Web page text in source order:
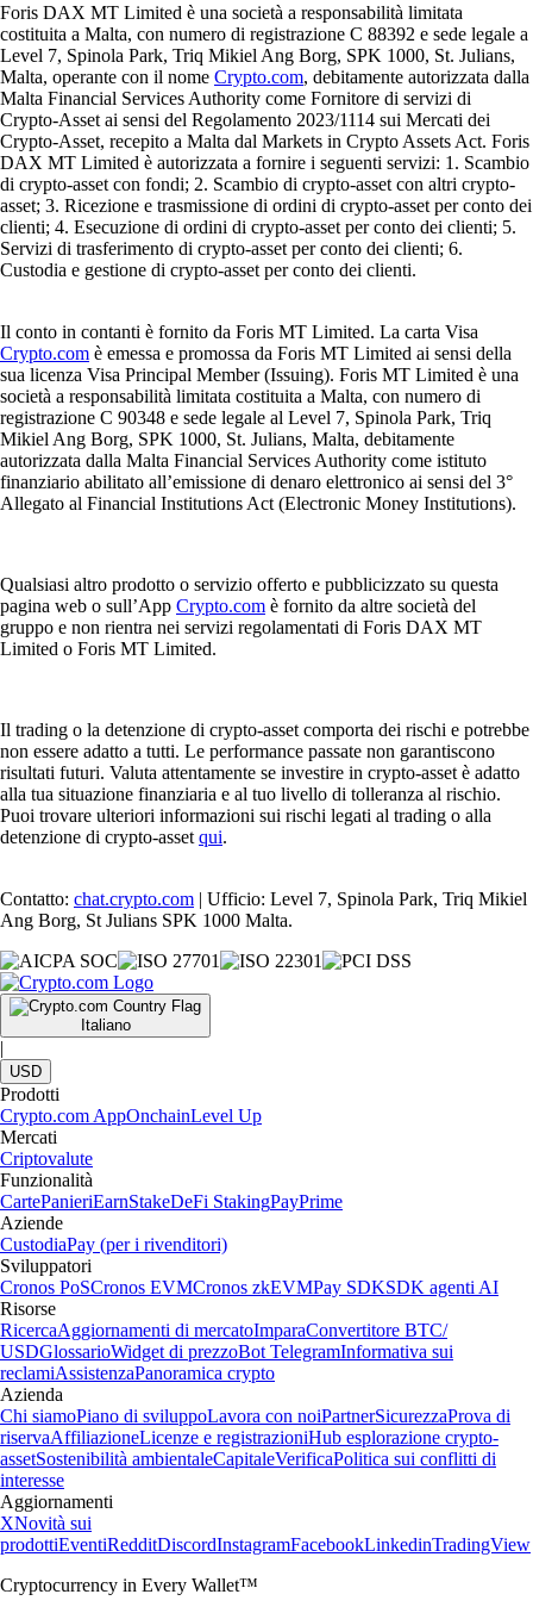
Foris DAX MT Limited è una società a responsabilità limitata
costituita a Malta, con numero di registrazione C 88392 e sede legale a
Level 7, Spinola Park, Triq Mikiel Ang Borg, SPK 1000, St. Julians,
Malta, operante con il nome Crypto.com, debitamente autorizzata dalla
Malta Financial Services Authority come Fornitore di servizi di
Crypto-Asset ai sensi del Regolamento 2023/1114 sui Mercati dei
Crypto-Asset, recepito a Malta dal Markets in Crypto Assets Act. Foris
DAX MT Limited è autorizzata a fornire i seguenti servizi: 1. Scambio
di crypto-asset con fondi; 2. Scambio di crypto-asset con altri crypto-
asset; 3. Ricezione e trasmissione di ordini di crypto-asset per conto dei
clienti; 4. Esecuzione di ordini di crypto-asset per conto dei clienti; 5.
Servizi di trasferimento di crypto-asset per conto dei clienti; 6.
Custodia e gestione di crypto-asset per conto dei clienti.
Il conto in contanti è fornito da Foris MT Limited. La carta Visa
Crypto.com è emessa e promossa da Foris MT Limited ai sensi della
sua licenza Visa Principal Member (Issuing). Foris MT Limited è una
società a responsabilità limitata costituita a Malta, con numero di
registrazione C 90348 e sede legale al Level 7, Spinola Park, Triq
Mikiel Ang Borg, SPK 1000, St. Julians, Malta, debitamente
autorizzata dalla Malta Financial Services Authority come istituto
finanziario abilitato all’emissione di denaro elettronico ai sensi del 3°
Allegato al Financial Institutions Act (Electronic Money Institutions).
Qualsiasi altro prodotto o servizio offerto e pubblicizzato su questa
pagina web o sull’App Crypto.com è fornito da altre società del
gruppo e non rientra nei servizi regolamentati di Foris DAX MT
Limited o Foris MT Limited.
Il trading o la detenzione di crypto-asset comporta dei rischi e potrebbe
non essere adatto a tutti. Le performance passate non garantiscono
risultati futuri. Valuta attentamente se investire in crypto-asset è adatto
alla tua situazione finanziaria e al tuo livello di tolleranza al rischio.
Puoi trovare ulteriori informazioni sui rischi legati al trading o alla
detenzione di crypto-asset qui.
Contatto: chat.crypto.com | Ufficio: Level 7, Spinola Park, Triq Mikiel
Ang Borg, St Julians SPK 1000 Malta.
Italiano
|
USD
Prodotti
Crypto.com AppOnchainLevel Up
Mercati
Criptovalute
Funzionalità
CartePanieriEarnStakeDeFi StakingPayPrime
Aziende
CustodiaPay (per i rivenditori)
Sviluppatori
Cronos PoSCronos EVMCronos zkEVMPay SDKSDK agenti AI
Risorse
RicercaAggiornamenti di mercatoImparaConvertitore BTC/
USDGlossarioWidget di prezzoBot TelegramInformativa sui
reclamiAssistenzaPanoramica crypto
Azienda
Chi siamoPiano di sviluppoLavora con noiPartnerSicurezzaProva di
riservaAffiliazioneLicenze e registrazioniHub esplorazione crypto-
assetSostenibilità ambientaleCapitaleVerificaPolitica sui conflitti di
interesse
Aggiornamenti
XNovità sui
prodottiEventiRedditDiscordInstagramFacebookLinkedinTradingView
Cryptocurrency in Every Wallet™